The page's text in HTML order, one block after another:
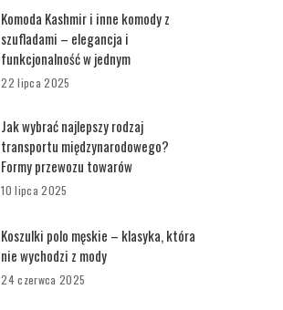
Komoda Kashmir i inne komody z
szufladami – elegancja i
funkcjonalność w jednym
22 lipca 2025
Jak wybrać najlepszy rodzaj
transportu międzynarodowego?
Formy przewozu towarów
10 lipca 2025
Koszulki polo męskie – klasyka, która
nie wychodzi z mody
24 czerwca 2025